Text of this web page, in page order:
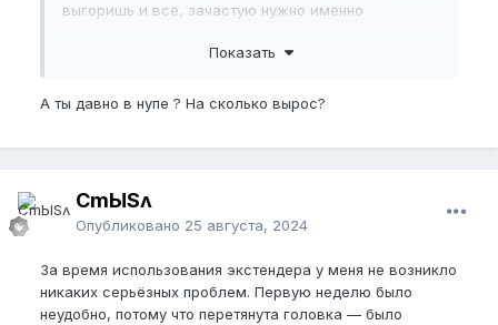
выгоришь и все, зачастую нужно именно
постепенно забивают и сливаются
Показать
А ты давно в нупе ? На сколько вырос?
CmЫSʌ
Опубликовано 25 августа, 2024
За время использования экстендера у меня не возникло
никаких серьёзных проблем. Первую неделю было
неудобно, потому что перетянута головка — было